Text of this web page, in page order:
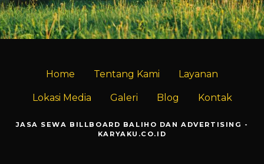
Home Tentang Kami Layanan
Lokasi Media Galeri Blog Kontak
JASA SEWA BILLBOARD BALIHO DAN ADVERTISING -
KARYAKU.CO.ID